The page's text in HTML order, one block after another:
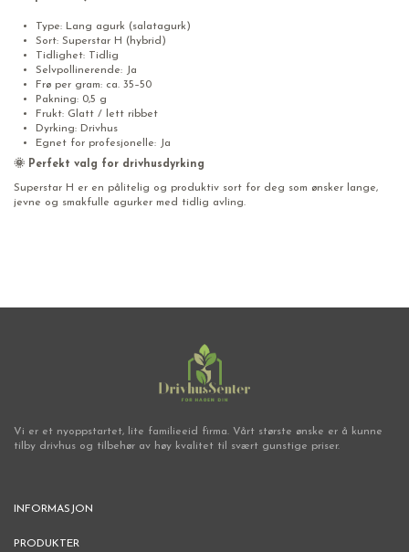
Type: Lang agurk (salatagurk)
Sort: Superstar H (hybrid)
Tidlighet: Tidlig
Selvpollinerende: Ja
Frø per gram: ca. 35–50
Pakning: 0,5 g
Frukt: Glatt / lett ribbet
Dyrking: Drivhus
Egnet for profesjonelle: Ja
🌞 Perfekt valg for drivhusdyrking
Superstar H er en pålitelig og produktiv sort for deg som ønsker lange,
jevne og smakfulle agurker med tidlig avling.
Vi er et nyoppstartet, lite familieeid firma. Vårt største ønske er å kunne
tilby drivhus og tilbehør av høy kvalitet til svært gunstige priser.
INFORMASJON
PRODUKTER